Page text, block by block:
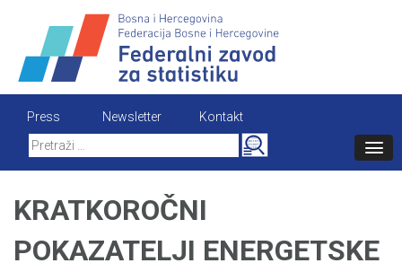
content
Press Newsletter
Kontakt
Search
for:
KRATKOROČNI
POKAZATELJI ENERGETSKE